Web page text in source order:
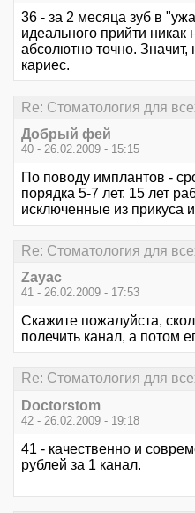
36 - за 2 месяца зуб в
идеального прийти никак
абсолютно точно.
кариес.
Re: Стоматология для
Добрый фей
40 - 26.02.2009 - 15:15
По поводу имплантов -
порядка 5-7 лет. 15 лет
исключенные из прикуса
Re: Стоматология для
Zayac
41 - 26.02.2009 - 17:53
Скажите пожалуйста,
полечить канал, а потом
Re: Стоматология для
Doctorstom
42 - 26.02.2009 - 19:18
41 - качественно и
рублей за 1 канал.